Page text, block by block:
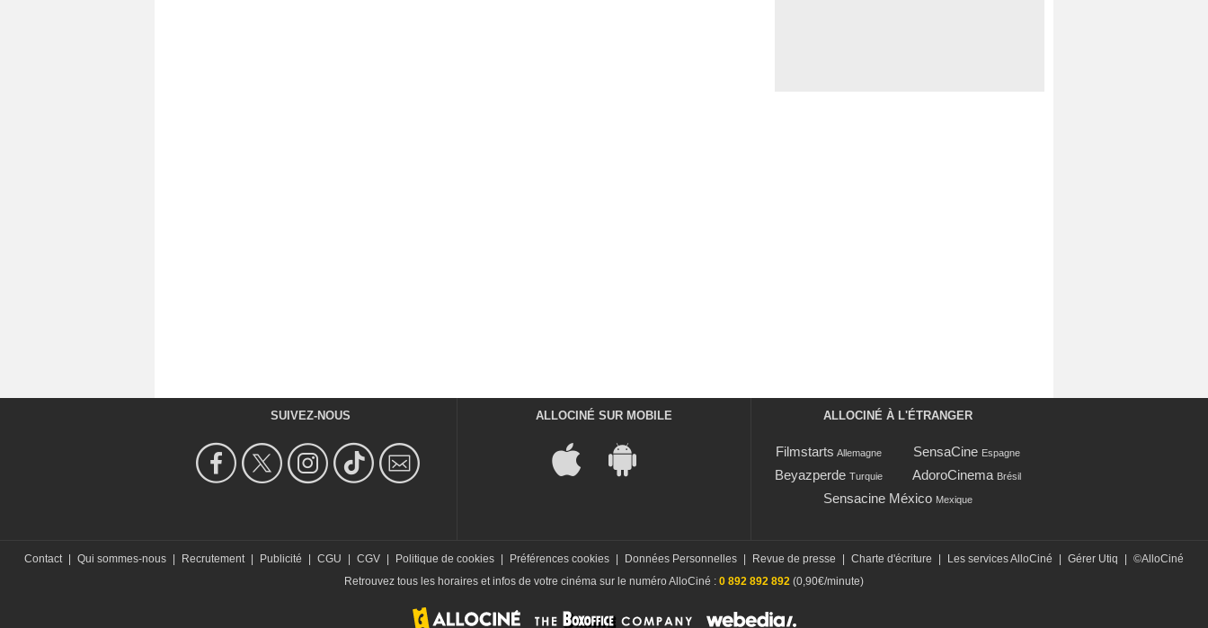
SUIVEZ-NOUS ALLOCINÉ SUR MOBILE ALLOCINÉ À L'ÉTRANGER
Filmstarts Allemagne SensaCine Espagne
Beyazperde Turquie AdoroCinema Brésil
Sensacine México Mexique
Contact Qui sommes-nous Recrutement Publicité CGU CGV Politique de cookies Préférences cookies Données Personnelles Revue de presse Charte d'écriture Les services AlloCiné Gérer Utiq
©AlloCiné
Retrouvez tous les horaires et infos de votre cinéma sur le numéro AlloCiné : 0 892 892 892 (0,90€/minute)